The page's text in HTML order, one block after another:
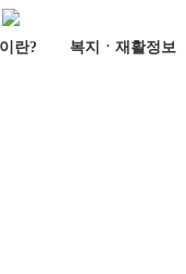
란? 복지ㆍ재활정보